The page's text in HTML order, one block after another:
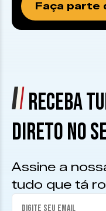
Faça parte
RECEBA
DIRETO NO
Assine a
tudo que tá